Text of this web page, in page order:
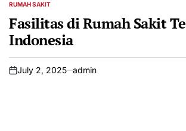
POSTED
RUMAH SAKIT
Fasilitas di Rumah Sakit
Indonesia
on
July 2, 2025 admin